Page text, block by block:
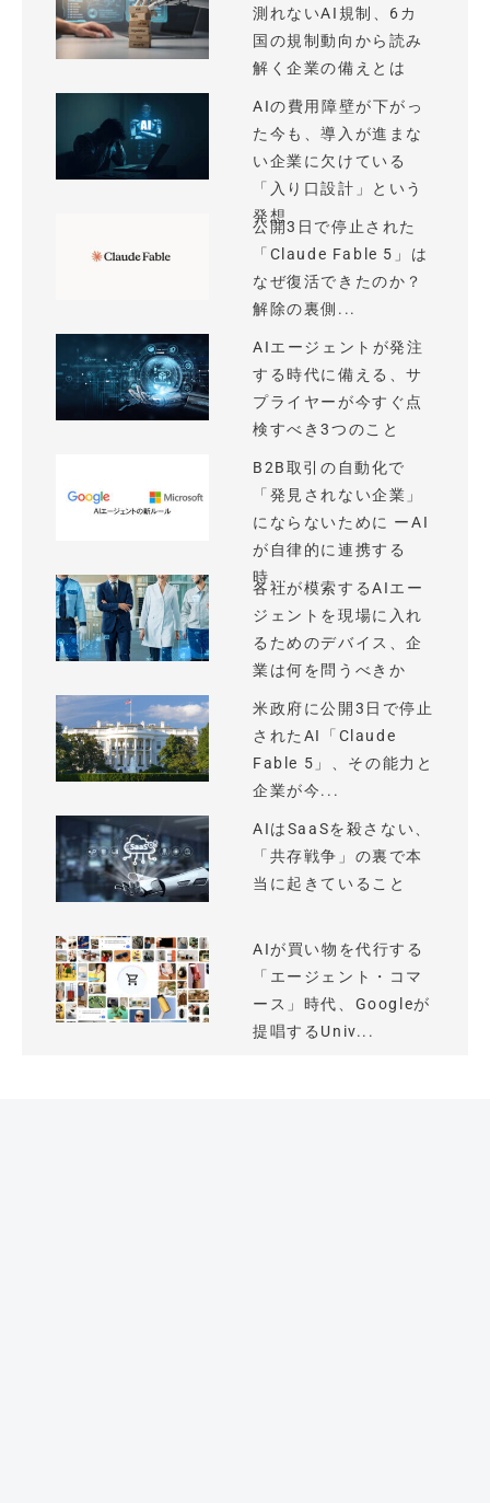
測れないAI規制、6カ
国の規制動向から読み
解く企業の備えとは
AIの費用障壁が下がっ
た今も、導入が進まな
い企業に欠けている
「入り口設計」という
発想
公開3日で停止された
「Claude Fable 5」は
なぜ復活できたのか？
解除の裏側...
AIエージェントが発注
する時代に備える、サ
プライヤーが今すぐ点
検すべき3つのこと
B2B取引の自動化で
「発見されない企業」
にならないために ーAI
が自律的に連携する
時...
各社が模索するAIエー
ジェントを現場に入れ
るためのデバイス、企
業は何を問うべきか
米政府に公開3日で停止
されたAI「Claude
Fable 5」、その能力と
企業が今...
AIはSaaSを殺さない、
「共存戦争」の裏で本
当に起きていること
AIが買い物を代行する
「エージェント・コマ
ース」時代、Googleが
提唱するUniv...